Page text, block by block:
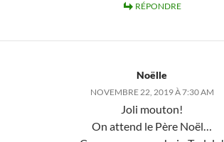
RÉPONDRE
Noëlle
NOVEMBRE 22, 2019 À 7:30 AM
Joli mouton!
On attend le Père Noël…